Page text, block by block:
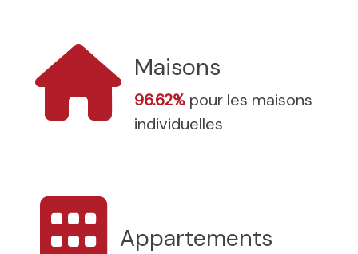
Maisons
96.62% pour les maisons
individuelles
Appartements